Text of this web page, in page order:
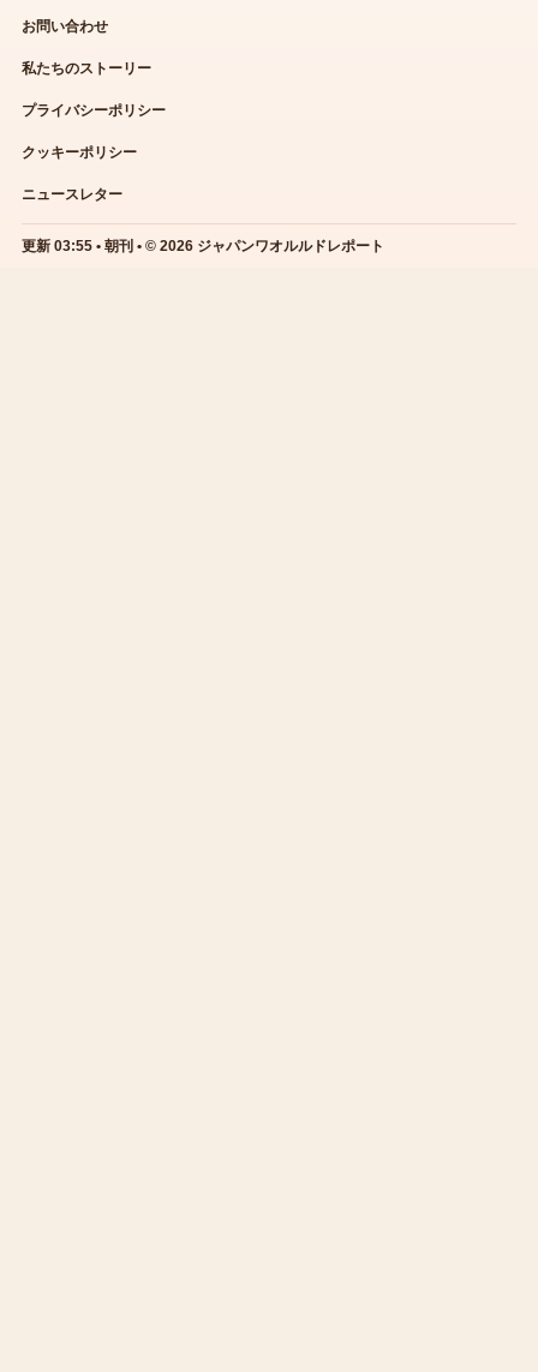
お問い合わせ
私たちのストーリー
プライバシーポリシー
クッキーポリシー
ニュースレター
更新 03:55 • 朝刊 • © 2026 ジャパンワオルルドレポート